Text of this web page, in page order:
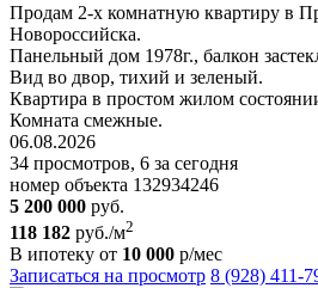
Продам 2-х комнатную квартиру в
Новороссийска.
Панельный дом 1978г., балкон
Вид во двор, тихий и зеленый.
Квартира в простом жилом
Комната смежные.
06.08.2026
34 просмотров, 6 за сегодня
номер объекта 132934246
5 200 000 руб.
118 182 руб./м2
В ипотеку от 10 000 р/мес
Записаться на просмотр 8 (928) 411-